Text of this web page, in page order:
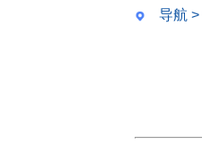
导航 >